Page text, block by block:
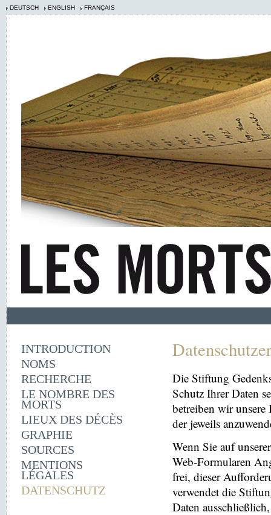
DEUTSCH ENGLISH FRANÇAIS
INTRODUCTION
NOMS
RECHERCHE
LE NOMBRE DES
MORTS
LIEUX DES DÉCÈS
GRAPHIE
SOURCES
MENTIONS
LÉGALES
DATENSCHUTZ
Die Stiftung
Schutz Ihrer Daten
betreiben wir
der jeweils
Wenn Sie auf
Web-Formularen
frei, dieser
verwendet die
Daten